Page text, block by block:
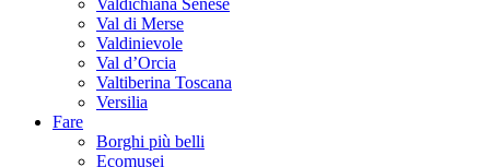
Valdichiana Senese
Val di Merse
Valdinievole
Val d’Orcia
Valtiberina Toscana
Versilia
Fare
Borghi più belli
Ecomusei